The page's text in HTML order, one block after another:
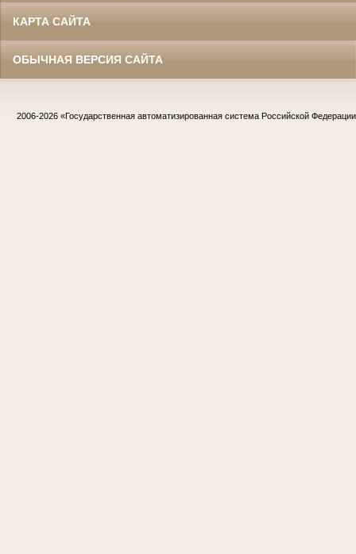
КАРТА САЙТА
ОБЫЧНАЯ ВЕРСИЯ САЙТА
2006-2026 «Государственная автоматизированная система Российской